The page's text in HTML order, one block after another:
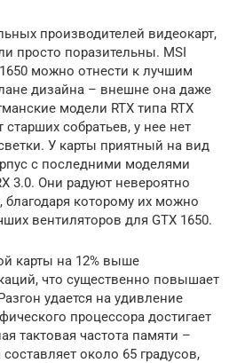
производителей видеокарт,
просто поразительны. MSI
1650 можно отнести к лучшим
дизайна – внешне она даже
модели RTX типа RTX
старших собратьев, у нее нет
У карты приятный на вид
с последними моделями
3.0. Они радуют невероятно
которому их можно
вентиляторов для GTX 1650.
карты на 12% выше
что существенно повышает
удается на удивление
процессора достигает
тактовая частота памяти –
около 65 градусов,